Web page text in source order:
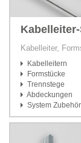
Kabelleiter,
Kabelleitern
Formstücke
Trennstege
Abdeckungen
System Zubehör